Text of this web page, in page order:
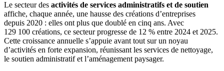
Le secteur des activités de services administratifs et de soutien
affiche, chaque année, une hausse des créations d’entreprises
depuis 2020 : elles ont plus que doublé en cinq ans. Avec
129 100 créations, ce secteur progresse de 12 % entre 2024 et 2025.
Cette croissance annuelle s’appuie avant tout sur un noyau
d’activités en forte expansion, réunissant les services de nettoyage,
le soutien administratif et l’aménagement paysager.